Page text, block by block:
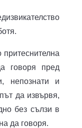
говоря пред
непознати и
да извървя,
без сълзи в
да говоря.